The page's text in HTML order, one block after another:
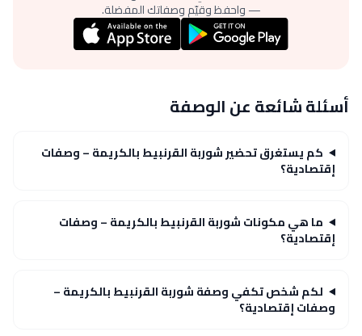
— واحفظ وقيّم وصفاتك المفضلة.
أسئلة شائعة عن الوصفة
كم يستغرق تحضير شوربة القرنبيط بالكريمة – وصفات
إقتصادية؟
ما هي مكونات شوربة القرنبيط بالكريمة – وصفات
إقتصادية؟
لكم شخص تكفي وصفة شوربة القرنبيط بالكريمة –
وصفات إقتصادية؟